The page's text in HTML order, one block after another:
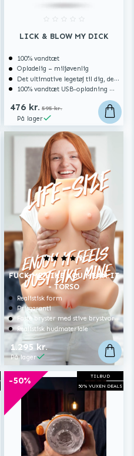
LICK & BLOW MY DICK
100% vandtæt
Opladelig – miljøvenlig
Det ultimative legetøj til dig, der er vild med blowjobs
100% vandtæt USB-opladning med magnetisk forbindelse
476 kr. 595 kr.
På lager
FUCK ME LIKE YOU MEAN IT
- TORSO
Realistisk form
Prisgaranti
Faste bryster med stive brystvorter
Realistisk hudmateriale
1.295 kr.
På lager
TILBUD
50% VUXEN DEALS
-50%